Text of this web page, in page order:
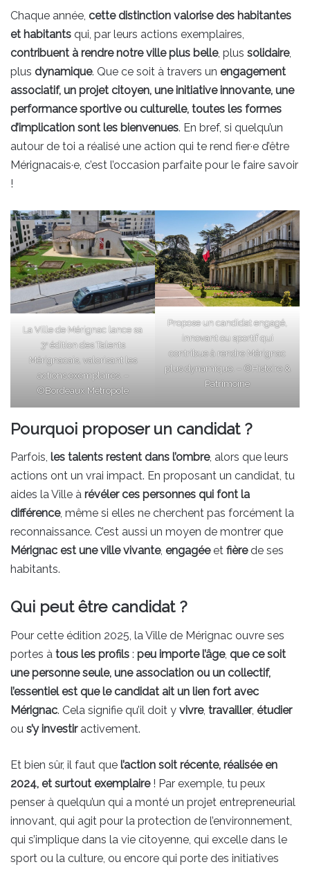
Chaque année, cette distinction valorise des habitantes
et habitants qui, par leurs actions exemplaires,
contribuent à rendre notre ville plus belle, plus solidaire,
plus dynamique. Que ce soit à travers un engagement
associatif, un projet citoyen, une initiative innovante, une
performance sportive ou culturelle, toutes les formes
d’implication sont les bienvenues. En bref, si quelqu’un
autour de toi a réalisé une action qui te rend fier·e d’être
Mérignacais·e, c’est l’occasion parfaite pour le faire savoir
!
La Ville de Mérignac lance sa
3ᵉ édition des Talents
Mérignacais, valorisant les
actions exemplaires. –
©Bordeaux Métropole
Propose un candidat engagé,
innovant ou sportif qui
contribue à rendre Mérignac
plus dynamique. – ©Histoire &
Patrimoine
Pourquoi proposer un candidat ?
Parfois, les talents restent dans l’ombre, alors que leurs
actions ont un vrai impact. En proposant un candidat, tu
aides la Ville à révéler ces personnes qui font la
différence, même si elles ne cherchent pas forcément la
reconnaissance. C’est aussi un moyen de montrer que
Mérignac est une ville vivante, engagéeet fièrede ses
habitants.
Qui peut être candidat ?
Pour cette édition 2025, la Ville de Mérignac ouvre ses
portes à tous les profils : peu importe l’âge, que ce soit
une personne seule, une association ou un collectif,
l’essentiel est que le candidat ait un lien fort avec
Mérignac. Cela signifie qu’il doit y vivre, travailler, étudier
ou s’y investiractivement.
Et bien sûr, il faut que l’action soit récente, réalisée en
2024, et surtout exemplaire ! Par exemple, tu peux
penser à quelqu’un qui a monté un projet entrepreneurial
innovant, qui agit pour la protection de l’environnement,
qui s’implique dans la vie citoyenne, qui excelle dans le
sport ou la culture, ou encore qui porte des initiatives